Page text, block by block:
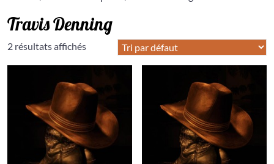
Travis Denning
2 résultats affichés